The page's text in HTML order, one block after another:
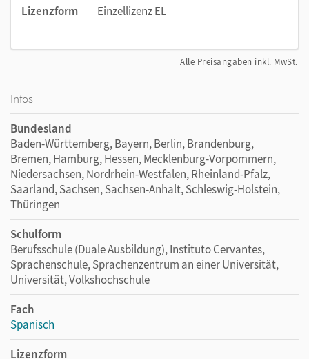
gelernt, sondern die Bedeutung jeder Vokabel für sich.
systematisch trainiert und verlässlich in das
Langzeitgedächtnis übertragen.
Lizenzform
Einzellizenz EL
Alle Preisangaben inkl. MwSt.
Infos
Bundesland
Baden-Württemberg, Bayern, Berlin, Brandenburg,
Bremen, Hamburg, Hessen, Mecklenburg-Vorpommern,
Niedersachsen, Nordrhein-Westfalen, Rheinland-Pfalz,
Saarland, Sachsen, Sachsen-Anhalt, Schleswig-Holstein,
Thüringen
Schulform
Berufsschule (Duale Ausbildung), Instituto Cervantes,
Sprachenschule, Sprachenzentrum an einer Universität,
Universität, Volkshochschule
Fach
Spanisch
Lizenzform